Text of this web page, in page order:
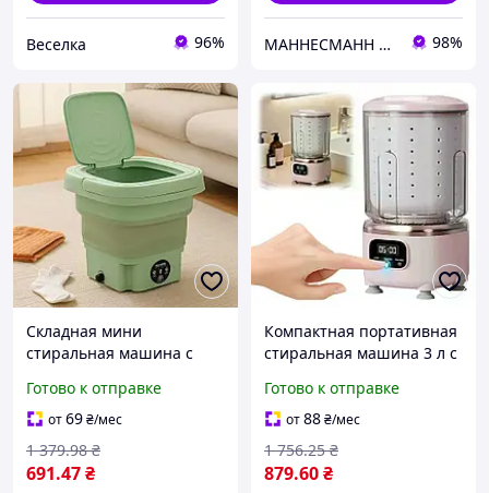
Веселка 96% МАННЕСМАНН МАРКЕТ 98%
Складная мини
стиральная машина с
отжима 9 л
Готово к отправке
от69₴/мес
691.47₴
1 379.98 ₴
Компактная портативная
стиральная машина 3 л с
отжима
Готово к отправке
от88₴/мес
879.60₴
1 756.25 ₴